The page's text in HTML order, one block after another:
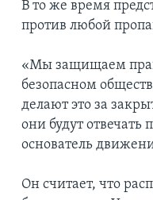
В то же время
против любой
«Мы защищаем
безопасном
делают это за
они будут отвечать
основатель
Он считает, что